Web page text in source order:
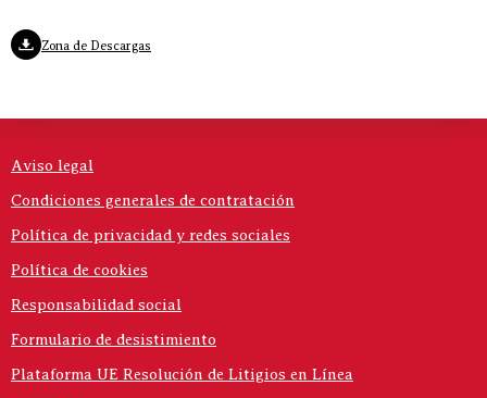
Zona de Descargas
Aviso legal
Condiciones generales de contratación
Política de privacidad y redes sociales
Política de cookies
Responsabilidad social
Formulario de desistimiento
Plataforma UE Resolución de Litigios en Línea